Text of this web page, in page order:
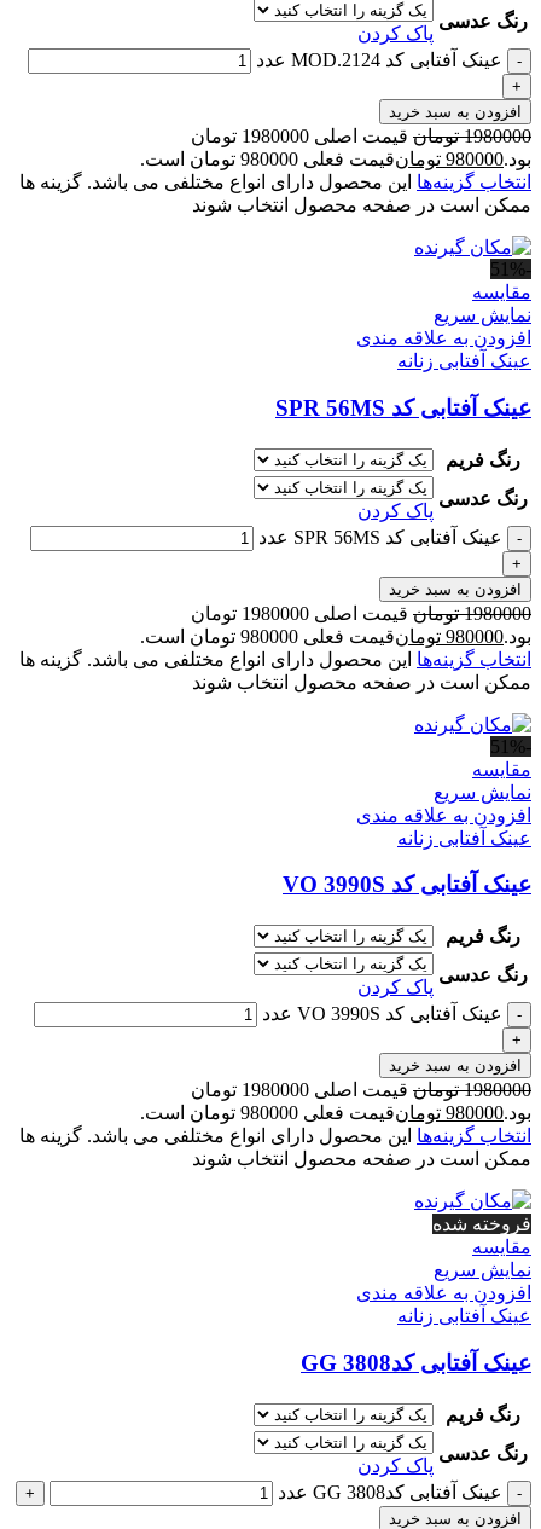
رنگ عدسی
پاک کردن
- عینک آفتابی کد MOD.2124 عدد
+
افزودن به سبد خرید
1980000 تومان
قیمت اصلی 1980000 تومان
بود.980000 تومانقیمت فعلی 980000 تومان است.
انتخاب گزینه‌ها این محصول دارای انواع مختلفی می باشد. گزینه ها
ممکن است در صفحه محصول انتخاب شوند
-51%
مقايسه
نمایش سریع
افزودن به علاقه مندی
عینک آفتابی زنانه
عینک آفتابی کد SPR 56MS
رنگ فریم
رنگ عدسی
پاک کردن
- عینک آفتابی کد SPR 56MS عدد
+
افزودن به سبد خرید
1980000 تومان
قیمت اصلی 1980000 تومان
بود.980000 تومانقیمت فعلی 980000 تومان است.
انتخاب گزینه‌ها این محصول دارای انواع مختلفی می باشد. گزینه ها
ممکن است در صفحه محصول انتخاب شوند
-51%
مقايسه
نمایش سریع
افزودن به علاقه مندی
عینک آفتابی زنانه
عینک آفتابی کد VO 3990S
رنگ فریم
رنگ عدسی
پاک کردن
- عینک آفتابی کد VO 3990S عدد
+
افزودن به سبد خرید
1980000 تومان
قیمت اصلی 1980000 تومان
بود.980000 تومانقیمت فعلی 980000 تومان است.
انتخاب گزینه‌ها این محصول دارای انواع مختلفی می باشد. گزینه ها
ممکن است در صفحه محصول انتخاب شوند
فروخته شده
مقايسه
نمایش سریع
افزودن به علاقه مندی
عینک آفتابی زنانه
عینک آفتابی کدGG 3808
رنگ فریم
رنگ عدسی
پاک کردن
- عینک آفتابی کدGG 3808 عدد
+
افزودن به سبد خرید